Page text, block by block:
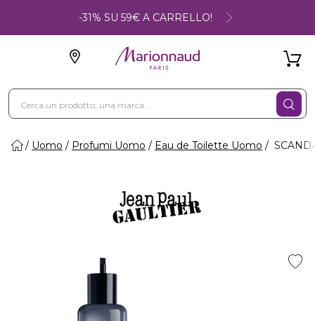
-31% SU 59€ A CARRELLO!
Uomo Profumi Uomo Eau de Toilette Uomo